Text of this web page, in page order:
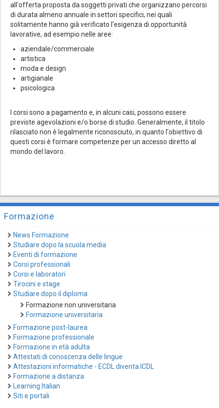
all'offerta proposta da soggetti privati che organizzano percorsi
di durata almeno annuale in settori specifici, nei quali
solitamente hanno già verificato l'esigenza di opportunità
lavorative, ad esempio nelle aree:
aziendale/commerciale
artistica
moda e design
artigianale
psicologica
I corsi sono a pagamento e, in alcuni casi, possono essere
previste agevolazioni e/o borse di studio. Generalmente, il titolo
rilasciato non è legalmente riconosciuto, in quanto l'obiettivo di
questi corsi è formare competenze per un accesso diretto al
mondo del lavoro.
Formazione
News Formazione
Studiare dopo la scuola media
Eventi di formazione
Corsi professionali
Corsi e laboratori
Tirocini e stage
Studiare dopo il diploma
Formazione non universitaria
Formazione universitaria
Formazione post-laurea
Formazione professionale
Formazione in età adulta
Attestati di conoscenza delle lingue
Attestazioni informatiche - ECDL diventa ICDL
Formazione a distanza
Learning Italian
Siti e portali